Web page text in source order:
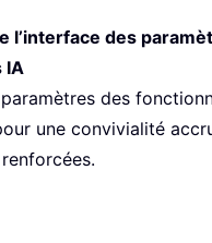
l’interface des
IA
des
une convivialité